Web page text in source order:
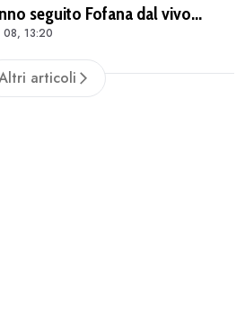
seguito Fofana dal vivo
in due occasioni. Costa
45 milioni
08, 13:20
articoli